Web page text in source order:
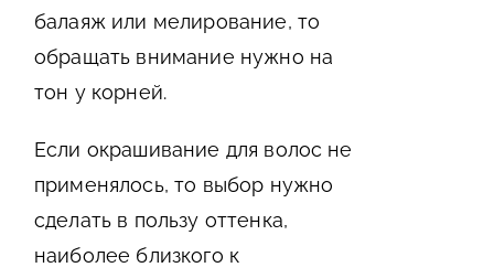
балаяж или мелирование, то
обращать внимание нужно на
тон у корней.
Если окрашивание для волос не
применялось, то выбор нужно
сделать в пользу оттенка,
наиболее близкого к